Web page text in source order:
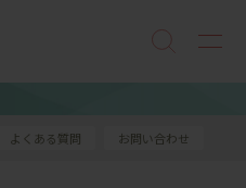
よくある質問 お問い合わせ